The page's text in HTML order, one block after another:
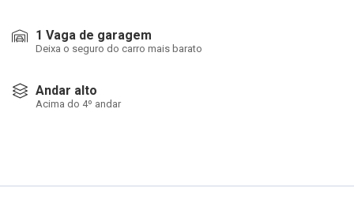
1 Vaga de garagem
Deixa o seguro do carro mais barato
Andar alto
Acima do 4º andar